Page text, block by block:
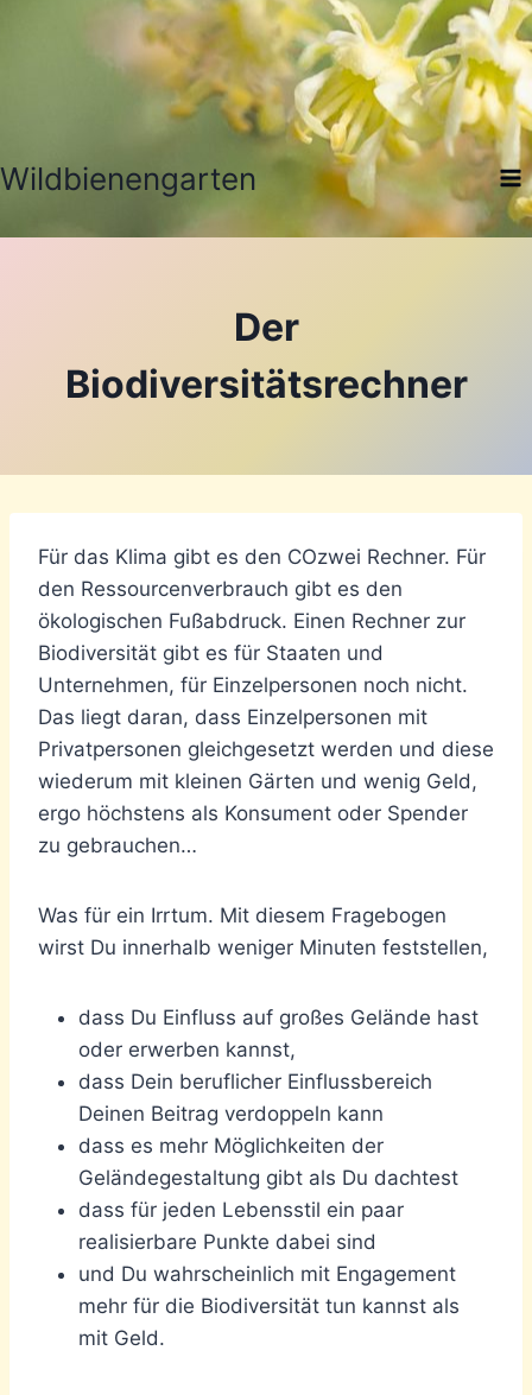
Wildbienengarten
Der
Biodiversitätsrechner
Für das Klima gibt es den COzwei Rechner. Für
den Ressourcenverbrauch gibt es den
ökologischen Fußabdruck. Einen Rechner zur
Biodiversität gibt es für Staaten und
Unternehmen, für Einzelpersonen noch nicht.
Das liegt daran, dass Einzelpersonen mit
Privatpersonen gleichgesetzt werden und diese
wiederum mit kleinen Gärten und wenig Geld,
ergo höchstens als Konsument oder Spender
zu gebrauchen…
Was für ein Irrtum. Mit diesem Fragebogen
wirst Du innerhalb weniger Minuten feststellen,
dass Du Einfluss auf großes Gelände hast
oder erwerben kannst,
dass Dein beruflicher Einflussbereich
Deinen Beitrag verdoppeln kann
dass es mehr Möglichkeiten der
Geländegestaltung gibt als Du dachtest
dass für jeden Lebensstil ein paar
realisierbare Punkte dabei sind
und Du wahrscheinlich mit Engagement
mehr für die Biodiversität tun kannst als
mit Geld.